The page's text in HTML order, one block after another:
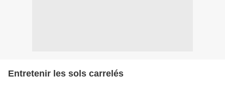
Entretenir les sols carrelés